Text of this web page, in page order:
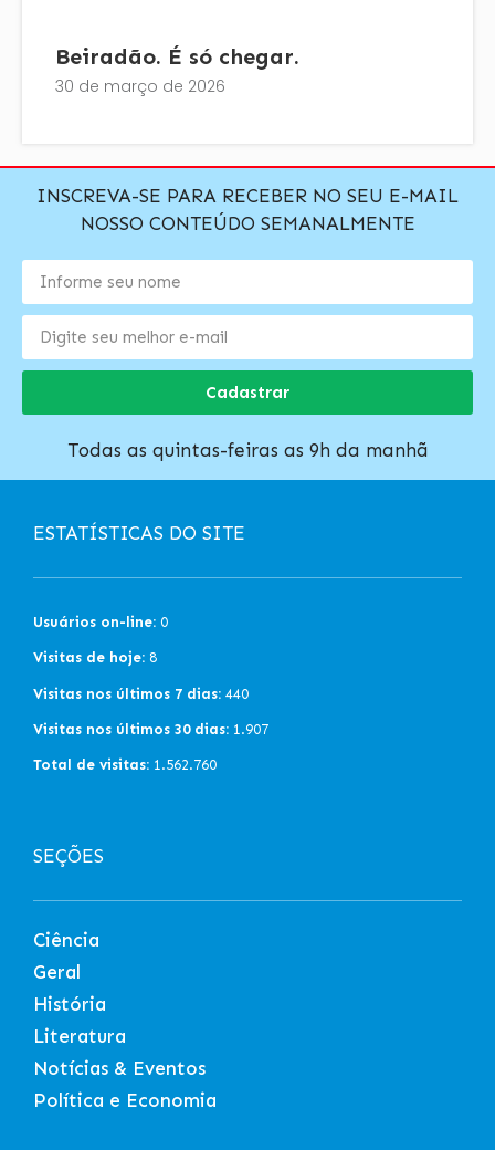
Beiradão. É só chegar.
30 de março de 2026
INSCREVA-SE PARA RECEBER NO SEU E-MAIL
NOSSO CONTEÚDO SEMANALMENTE
Cadastrar
Todas as quintas-feiras as 9h da manhã
ESTATÍSTICAS DO SITE
Usuários on-line: 0
Visitas de hoje: 8
Visitas nos últimos 7 dias: 440
Visitas nos últimos 30 dias: 1.907
Total de visitas: 1.562.760
SEÇÕES
Ciência
Geral
História
Literatura
Notícias & Eventos
Política e Economia